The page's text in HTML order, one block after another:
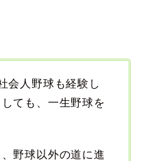
会人野球も経験し
ても、一生野球を
野球以外の道に進